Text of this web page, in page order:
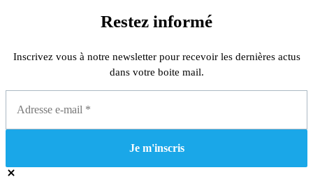
Restez informé
Inscrivez vous à notre newsletter pour recevoir les dernières actus
dans votre boite mail.